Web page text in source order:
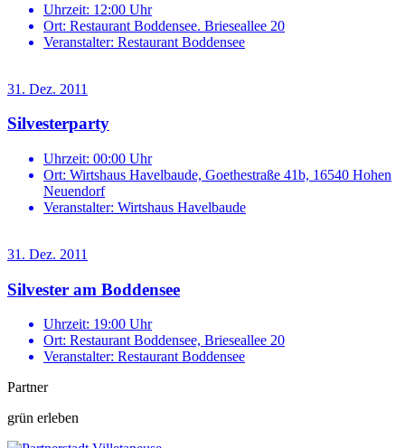
Uhrzeit: 12:00 Uhr
Ort: Restaurant Boddensee. Brieseallee 20
Veranstalter: Restaurant Boddensee
31. Dez. 2011
Silvesterparty
Uhrzeit: 00:00 Uhr
Ort: Wirtshaus Havelbaude, Goethestraße 41b, 16540 Hohen
Neuendorf
Veranstalter: Wirtshaus Havelbaude
31. Dez. 2011
Silvester am Boddensee
Uhrzeit: 19:00 Uhr
Ort: Restaurant Boddensee, Brieseallee 20
Veranstalter: Restaurant Boddensee
Partner
grün erleben